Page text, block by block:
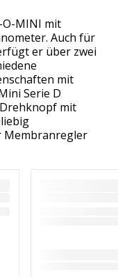
O-MINI mit
Auch für
er über zwei
mit
Serie D
mit